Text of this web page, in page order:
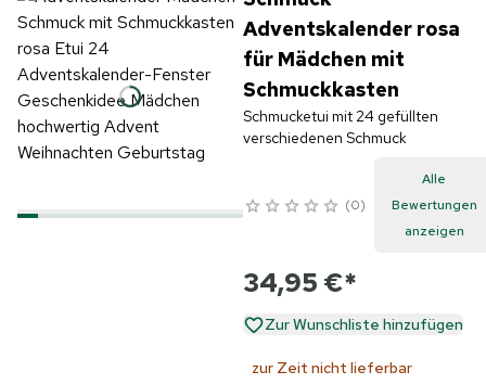
Adventskalender rosa
für Mädchen mit
Schmuckkasten
Schmucketui mit 24 gefüllten
verschiedenen Schmuck
0
Alle
Bewertungen
anzeigen
34,95 €*
Zur Wunschliste hinzufügen
zur Zeit nicht lieferbar